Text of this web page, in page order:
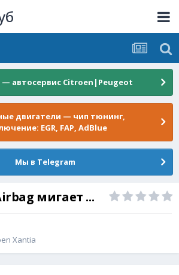
— автосервис Citroen|Peugeot
двигатели — чип тюнинг,
EGR, FAP, AdBlue
Мы в Telegram
мигает ...
Xantia